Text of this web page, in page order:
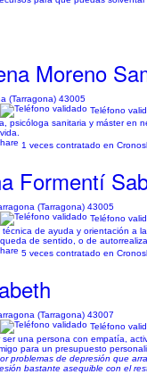
Moreno
(Tarragona) 43005
Teléfono
psicóloga sanitaria y máster en
1 veces contratado en
Formentí
(Tarragona) 43005
Teléfono
de ayuda y orientación a
de sentido, o de
5 veces contratado en
(Tarragona) 43007
Teléfono
una persona con empatía,
para un presupuesto
problemas de depresión que
bastante asequible con el